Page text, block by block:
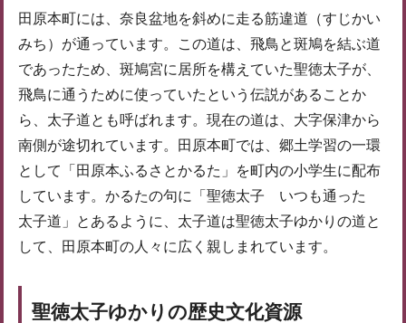
田原本町には、奈良盆地を斜めに走る筋違道（すじかい
みち）が通っています。この道は、飛鳥と斑鳩を結ぶ道
であったため、斑鳩宮に居所を構えていた聖徳太子が、
飛鳥に通うために使っていたという伝説があることか
ら、太子道とも呼ばれます。現在の道は、大字保津から
南側が途切れています。田原本町では、郷土学習の一環
として「田原本ふるさとかるた」を町内の小学生に配布
しています。かるたの句に「聖徳太子 いつも通った
太子道」とあるように、太子道は聖徳太子ゆかりの道と
して、田原本町の人々に広く親しまれています。
聖徳太子ゆかりの歴史文化資源